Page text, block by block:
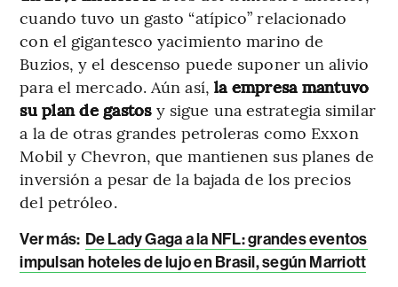
cuando tuvo un gasto “atípico” relacionado
con el gigantesco yacimiento marino de
Buzios, y el descenso puede suponer un alivio
para el mercado. Aún así, la empresa mantuvo
su plan de gastos y sigue una estrategia similar
a la de otras grandes petroleras como Exxon
Mobil y Chevron, que mantienen sus planes de
inversión a pesar de la bajada de los precios
del petróleo.
Ver más: De Lady Gaga a la NFL: grandes eventos
impulsan hoteles de lujo en Brasil, según Marriott